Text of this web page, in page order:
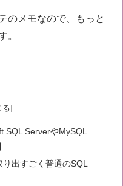
のメモなので、もっと
。
SQL ServerやMySQL
出すごく普通のSQL